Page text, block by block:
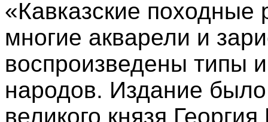
«Кавказские походные
многие акварели и
воспроизведены типы
народов. Издание
великого князя